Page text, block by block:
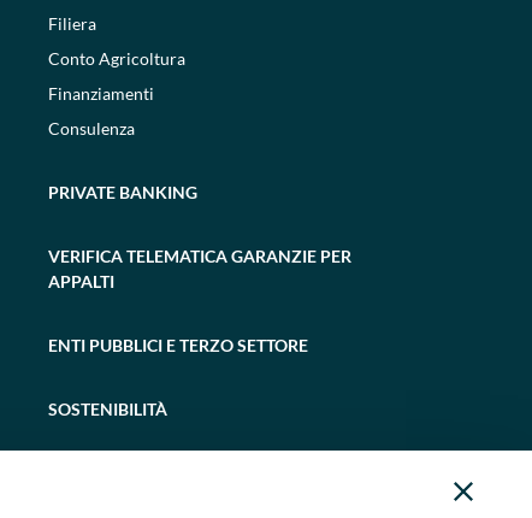
Filiera
Conto Agricoltura
Finanziamenti
Consulenza
PRIVATE BANKING
VERIFICA TELEMATICA GARANZIE PER
APPALTI
ENTI PUBBLICI E TERZO SETTORE
SOSTENIBILITÀ